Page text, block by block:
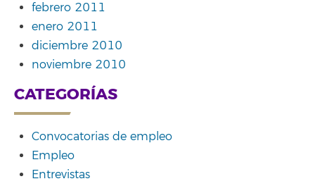
febrero 2011
enero 2011
diciembre 2010
noviembre 2010
CATEGORÍAS
Convocatorias de empleo
Empleo
Entrevistas